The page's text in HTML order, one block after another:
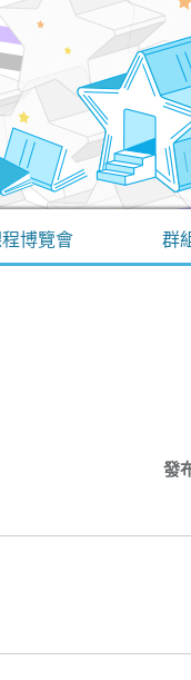
博覽會 群
發